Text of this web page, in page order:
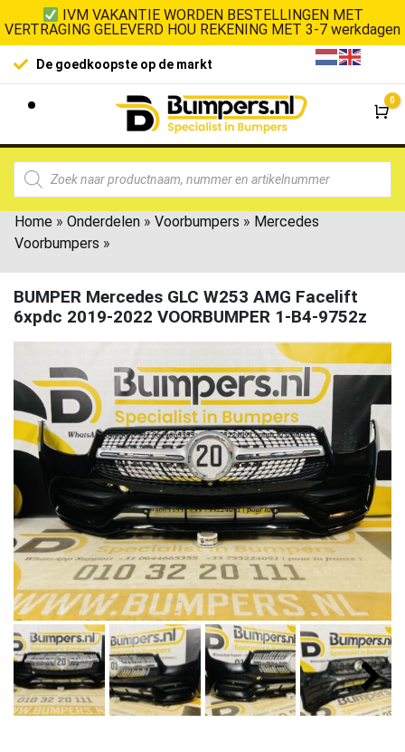
IVM VAKANTIE WORDEN BESTELLINGEN MET
VERTRAGING GELEVERD HOU REKENING MET 3-7 werkdagen
De goedkoopste op de markt
0
Home » Onderdelen » Voorbumpers » Mercedes
Voorbumpers »
BUMPER Mercedes GLC W253 AMG Facelift
6xpdc 2019-2022 VOORBUMPER 1-B4-9752z